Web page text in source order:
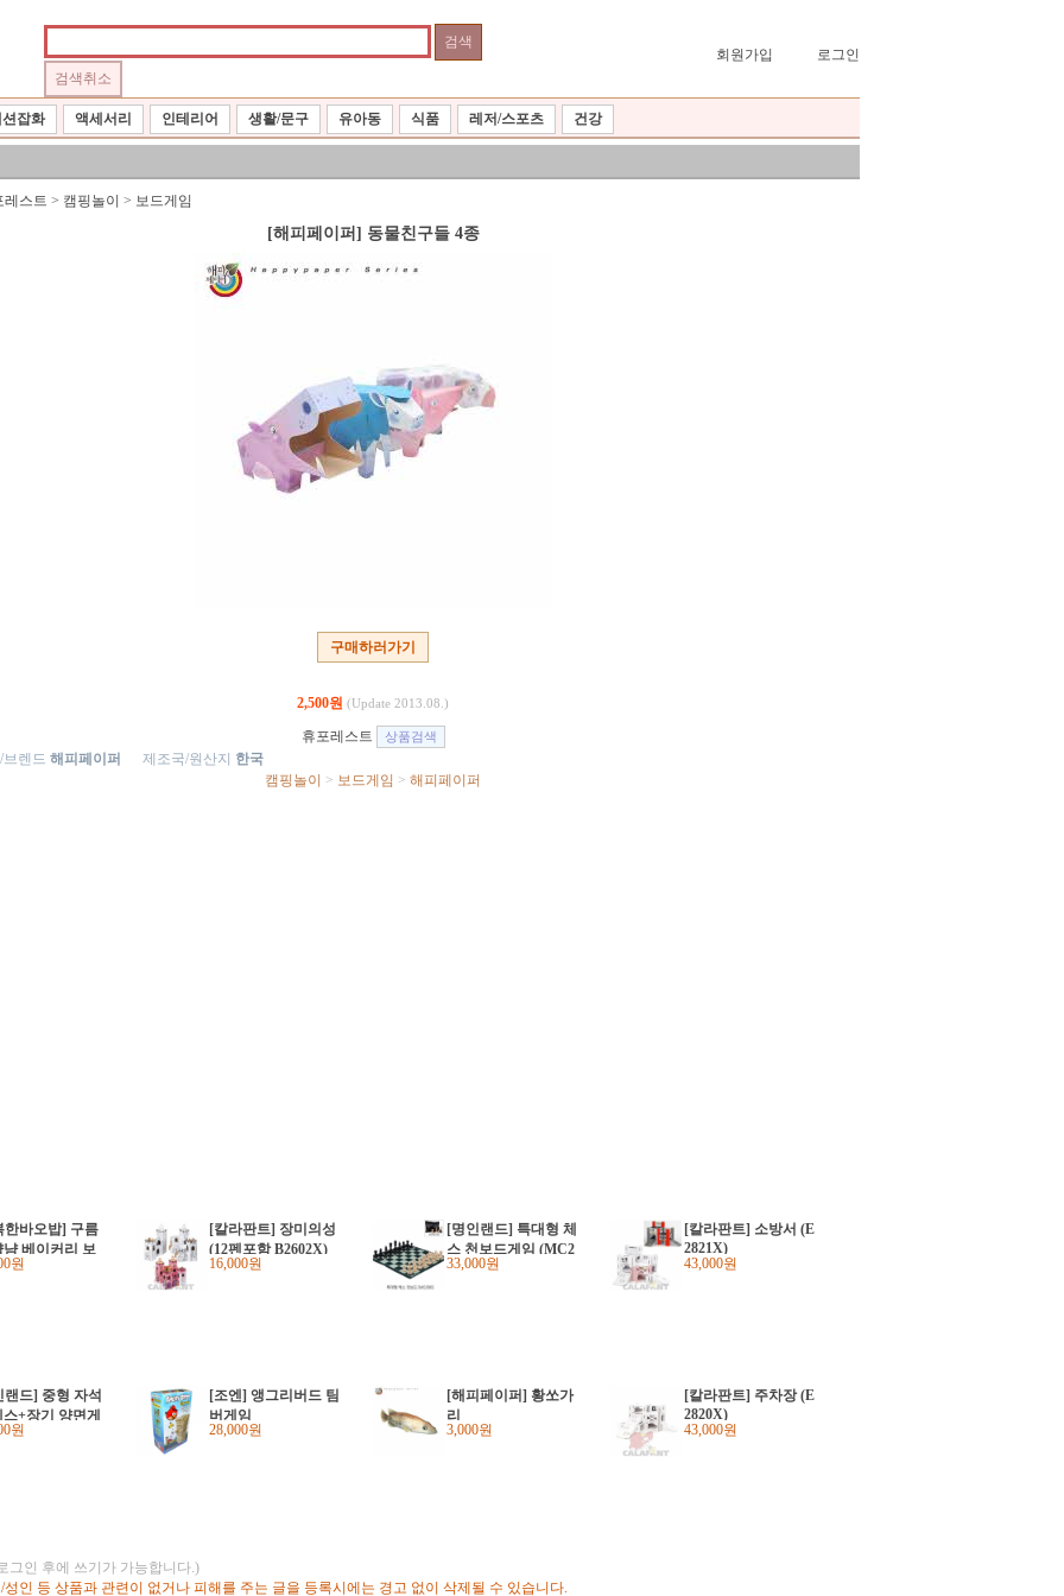
회원가입 로그인
잡화 액세서리 인테리어 생활/문구 유아동 식품 레저/스포츠 건강
레스트 > 캠핑놀이 > 보드게임
[해피페이퍼] 동물친구들 4종
구매하러가기
2,500원 (Update 2013.08.)
휴포레스트
렌드 해피페이퍼 제조국/원산지 한국
캠핑놀이
> 보드게임 > 해피페이퍼
한바오밥] 구름
냠 베이커리 보
원
[칼라판트] 장미의성
(12펜포함 B2602X)
16,000원
[명인랜드] 특대형 체
스 천보드게임 (MC2
06)
33,000원
[칼라판트] 소방서 (E
2821X)
43,000원
랜드] 중형 자석
+장기 양면게
방포함 MJ253)
원
[조엔] 앵그리버드 팀
버게임
28,000원
[해피페이퍼] 황쏘가
리
3,000원
[칼라판트] 주차장 (E
2820X)
43,000원
그인 후에 쓰기가 가능합니다.)
인 등 상품과 관련이 없거나 피해를 주는 글을 등록시에는 경고 없이 삭제될 수 있습니다.